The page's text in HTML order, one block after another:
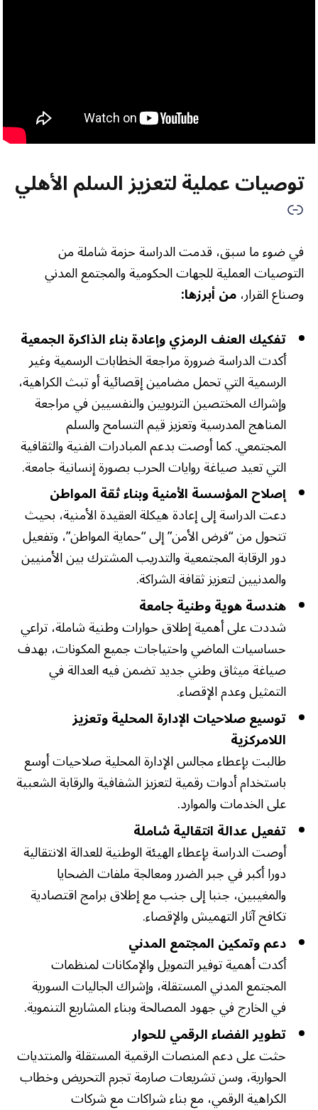
توصيات عملية لتعزيز السلم الأهلي
في ضوء ما سبق، قدمت الدراسة حزمة شاملة من
التوصيات العملية للجهات الحكومية والمجتمع المدني
وصناع القرار،من أبرزها:
تفكيك العنف الرمزي وإعادة بناء الذاكرة الجمعية
أكدت الدراسة ضرورة مراجعة الخطابات الرسمية وغير
الرسمية التي تحمل مضامين إقصائية أو تبث الكراهية،
وإشراك المختصين التربويين والنفسيين في مراجعة
المناهج المدرسية وتعزيز قيم التسامح والسلم
المجتمعي. كما أوصت بدعم المبادرات الفنية والثقافية
التي تعيد صياغة روايات الحرب بصورة إنسانية جامعة.
إصلاح المؤسسة الأمنية وبناء ثقة المواطن
دعت الدراسة إلى إعادة هيكلة العقيدة الأمنية، بحيث
تتحول من “فرض الأمن” إلى “حماية المواطن”، وتفعيل
دور الرقابة المجتمعية والتدريب المشترك بين الأمنيين
والمدنيين لتعزيز ثقافة الشراكة.
هندسة هوية وطنية جامعة
شددت على أهمية إطلاق حوارات وطنية شاملة، تراعي
حساسيات الماضي واحتياجات جميع المكونات، بهدف
صياغة ميثاق وطني جديد تضمن فيه العدالة في
التمثيل وعدم الإقصاء.
توسيع صلاحيات الإدارة المحلية وتعزيز
اللامركزية
طالبت بإعطاء مجالس الإدارة المحلية صلاحيات أوسع
باستخدام أدوات رقمية لتعزيز الشفافية والرقابة الشعبية
على الخدمات والموارد.
تفعيل عدالة انتقالية شاملة
أوصت الدراسة بإعطاء الهيئة الوطنية للعدالة الانتقالية
دورا أكبر في جبر الضرر ومعالجة ملفات الضحايا
والمغيبين، جنبا إلى جنب مع إطلاق برامج اقتصادية
تكافح آثار التهميش والإقصاء.
دعم وتمكين المجتمع المدني
أكدت أهمية توفير التمويل والإمكانات لمنظمات
المجتمع المدني المستقلة، وإشراك الجاليات السورية
في الخارج في جهود المصالحة وبناء المشاريع التنموية.
تطوير الفضاء الرقمي للحوار
حثت على دعم المنصات الرقمية المستقلة والمنتديات
الحوارية، وسن تشريعات صارمة تجرم التحريض وخطاب
الكراهية الرقمي، مع بناء شراكات مع شركات